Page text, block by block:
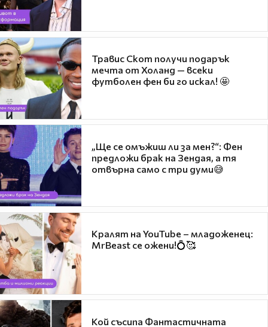
Травис Скот получи подарък
мечта от Холанд — всеки
футболен фен би го искал! 🤩
„Ще се омъжиш ли за мен?“: Фен
предложи брак на Зендая, а тя
отвърна само с три думи😅
Кралят на YouTube – младоженец:
MrBeast се ожени!💍🥰
Кой съсипа Фантастичната